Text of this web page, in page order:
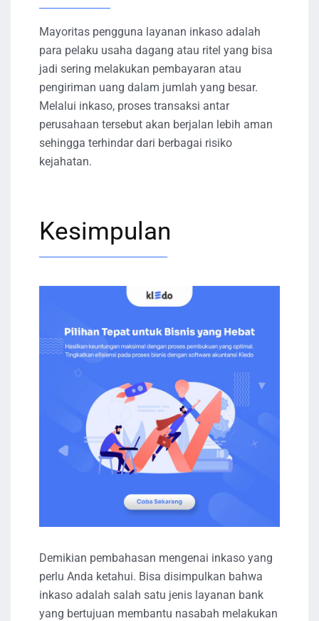
Mayoritas pengguna layanan inkaso adalah
para pelaku usaha dagang atau ritel yang bisa
jadi sering melakukan pembayaran atau
pengiriman uang dalam jumlah yang besar.
Melalui inkaso, proses transaksi antar
perusahaan tersebut akan berjalan lebih aman
sehingga terhindar dari berbagai risiko
kejahatan.
Kesimpulan
Demikian pembahasan mengenai inkaso yang
perlu Anda ketahui. Bisa disimpulkan bahwa
inkaso adalah salah satu jenis layanan bank
yang bertujuan membantu nasabah melakukan